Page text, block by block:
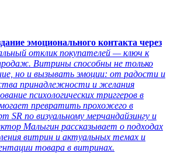
эмоционального контакта через
отклик покупателей — ключ к
Витрины способны не только
но и вызывать эмоции: от радости и
принадлежности и желания
психологических триггеров в
превратить прохожего в
SR по визуальному мерчандайзингу и
Малыгин рассказывает о подходах
витрин и актуальных темах и
товара в витринах.